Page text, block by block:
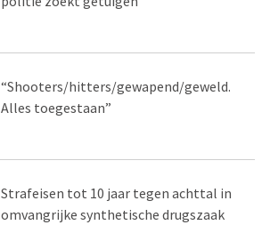
“Shooters/hitters/gewapend/geweld.
Alles toegestaan”
Strafeisen tot 10 jaar tegen achttal in
omvangrijke synthetische drugszaak